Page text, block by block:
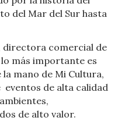
del Mar del Sur hasta
directora comercial de
más importante es
mano de Mi Cultura,
de alta calidad
de alto valor.